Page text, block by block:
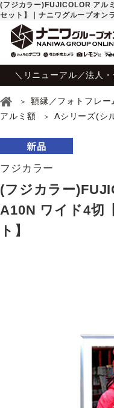
(フジカラー)FUJICOLOR アル
セット】｜ナニワグループオン
＼リニューアル／法人
額縁／フォトフレー
アルミ額
Aシリーズ(シ
フジカラー
(フジカラー
A10N ワイド4切
ト】